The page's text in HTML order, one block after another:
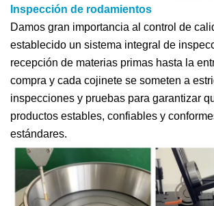
Inspección de rodamientos
Damos gran importancia al control de
establecido un sistema integral de
recepción de materias primas hasta la
compra y cada cojinete se someten a
inspecciones y pruebas para garantizar
productos estables, confiables y
estándares.